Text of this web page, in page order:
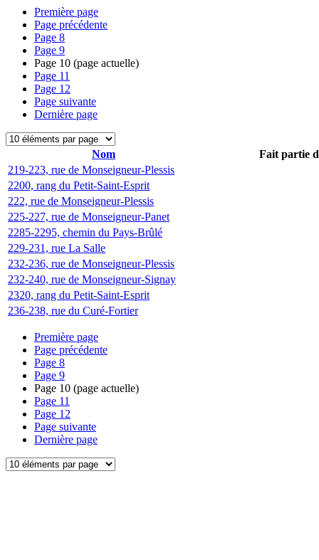
Première page
Page précédente
Page 8
Page 9
Page 10 (page actuelle)
Page 11
Page 12
Page suivante
Dernière page
Nom
Fait partie
219-223, rue de Monseigneur-Plessis
2200, rang du Petit-Saint-Esprit
222, rue de Monseigneur-Plessis
225-227, rue de Monseigneur-Panet
2285-2295, chemin du Pays-Brûlé
229-231, rue La Salle
232-236, rue de Monseigneur-Plessis
232-240, rue de Monseigneur-Signay
2320, rang du Petit-Saint-Esprit
236-238, rue du Curé-Fortier
Première page
Page précédente
Page 8
Page 9
Page 10 (page actuelle)
Page 11
Page 12
Page suivante
Dernière page